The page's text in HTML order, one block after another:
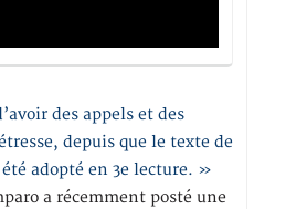
des appels et des
depuis que le texte de
adopté en 3e lecture. »
a récemment posté une